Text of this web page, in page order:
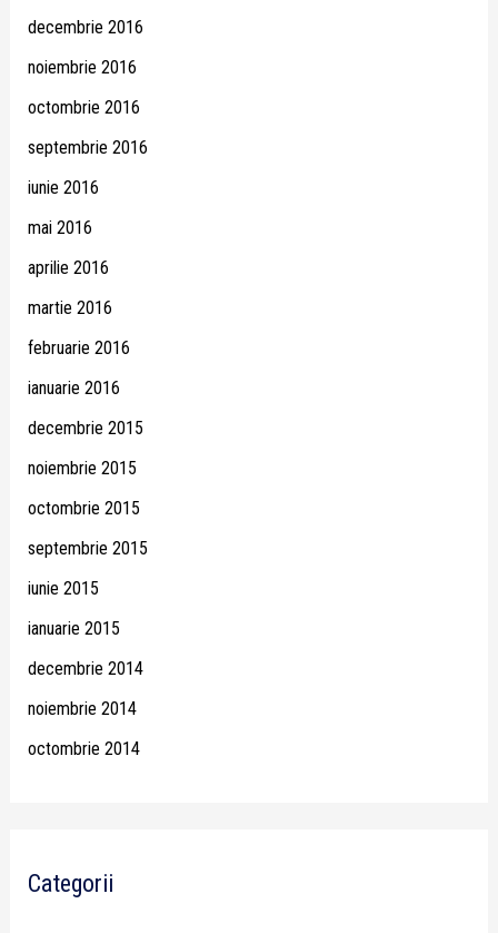
decembrie 2016
noiembrie 2016
octombrie 2016
septembrie 2016
iunie 2016
mai 2016
aprilie 2016
martie 2016
februarie 2016
ianuarie 2016
decembrie 2015
noiembrie 2015
octombrie 2015
septembrie 2015
iunie 2015
ianuarie 2015
decembrie 2014
noiembrie 2014
octombrie 2014
Categorii